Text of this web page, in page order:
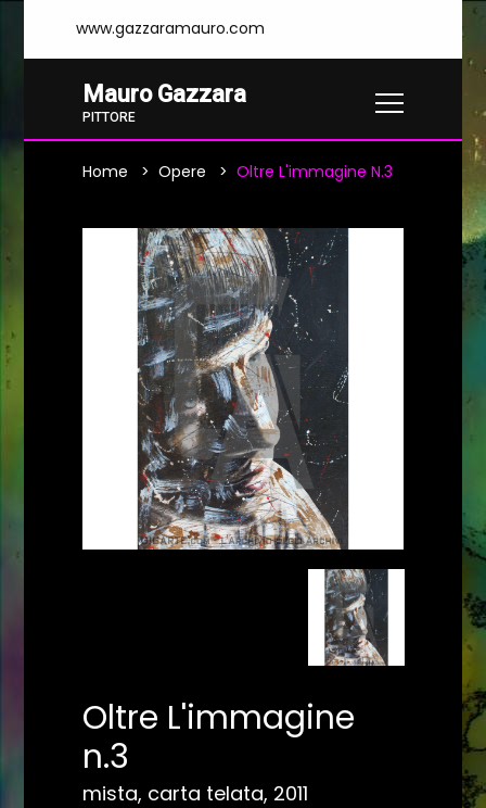
www.gazzaramauro.com
Mauro Gazzara
PITTORE
Home Opere Oltre L'immagine N.3
Oltre L'immagine
n.3
mista, carta telata, 2011